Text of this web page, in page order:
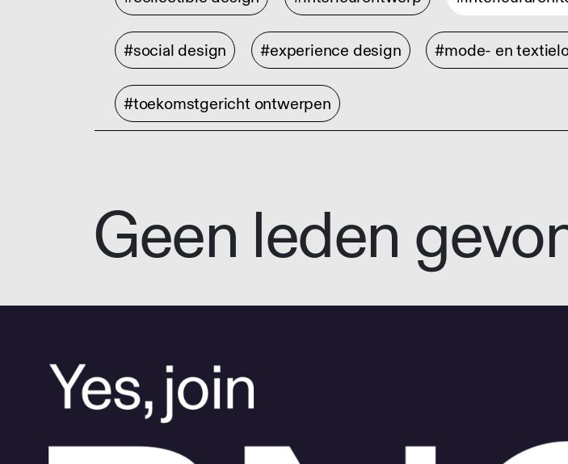
#social design #experience design #mode- en
#toekomstgericht ontwerpen
Geen leden